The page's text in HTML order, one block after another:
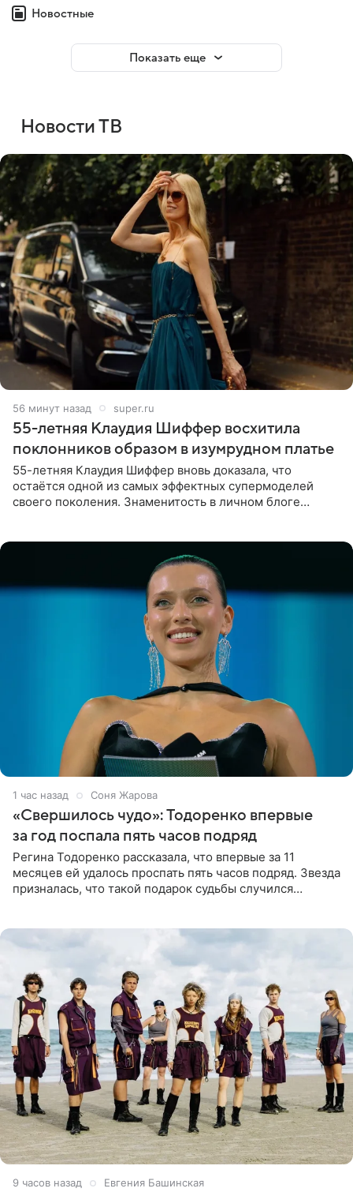
Новостные
Показать еще
Новости ТВ
56 минут назад super.ru
55-летняя Клаудия Шиффер восхитила
поклонников образом в изумрудном платье
55-летняя Клаудия Шиффер вновь доказала, что
остаётся одной из самых эффектных супермоделей
своего поколения. Знаменитость в личном блоге
1 час назад Соня Жарова
«Свершилось чудо»: Тодоренко впервые
за год поспала пять часов подряд
Регина Тодоренко рассказала, что впервые за 11
месяцев ей удалось проспать пять часов подряд. Звезда
призналась, что такой подарок судьбы случился
9 часов назад Евгения Башинская